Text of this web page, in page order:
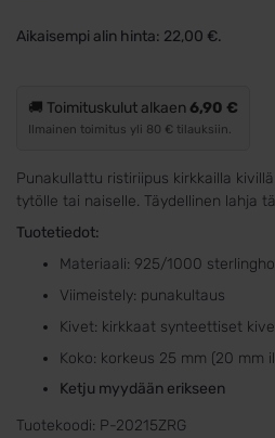
Aikaisempi alin hinta: 22,00 €.
🚚 Toimituskulut alkaen6,90 €
Ilmainen toimitus yli 80 € tilauksiin.
Punakullattu ristiriipus kirkkailla
tytölle tai naiselle. Täydellinen lahja
Tuotetiedot:
Materiaali: 925/1000
Viimeistely: punakultaus
Kivet: kirkkaat synteettiset
Koko: korkeus 25 mm (20 mm
Ketju myydään erikseen
Tuotekoodi: P-20215ZRG